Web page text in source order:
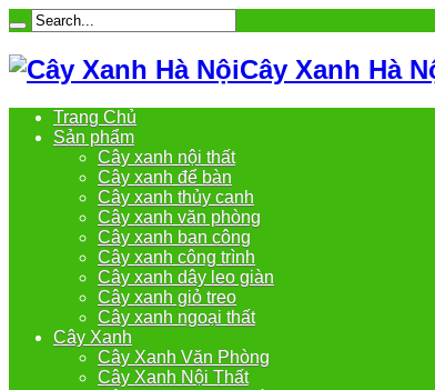
Cây Xanh Hà
Trang Chủ
Sản phẩm
Cây xanh nội thất
Cây xanh để bàn
Cây xanh thủy canh
Cây xanh văn phòng
Cây xanh ban công
Cây xanh công trình
Cây xanh dây leo giàn
Cây xanh giỏ treo
Cây xanh ngoại thất
Cây Xanh
Cây Xanh Văn Phòng
Cây Xanh Nội Thất